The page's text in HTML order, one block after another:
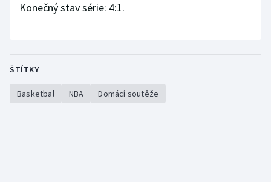
Konečný stav série: 4:1.
ŠTÍTKY
Basketbal NBA Domácí soutěže